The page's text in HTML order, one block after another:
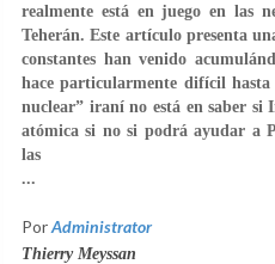
realmente está en juego en las
Teherán. Este artículo presenta
constantes han venido
hace particularmente difícil
nuclear” iraní no está en saber si
atómica si no si podrá ayudar a
las
...
PorAdministrator
Thierry Meyssan